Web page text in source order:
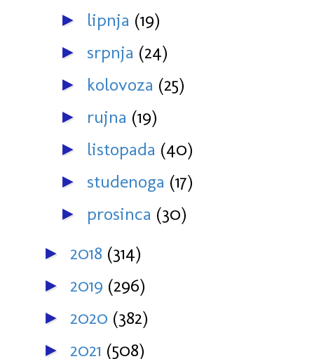
► lipnja (19)
► srpnja (24)
► kolovoza (25)
► rujna (19)
► listopada (40)
► studenoga (17)
► prosinca (30)
► 2018 (314)
► 2019 (296)
► 2020 (382)
► 2021 (508)